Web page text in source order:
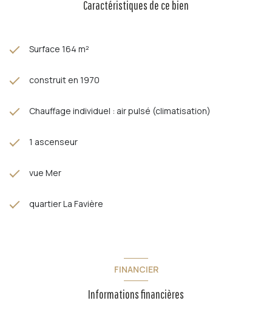
Caractéristiques de ce bien
Surface 164 m²
construit en 1970
Chauffage individuel : air pulsé (climatisation)
1 ascenseur
vue Mer
quartier La Favière
FINANCIER
Informations financières